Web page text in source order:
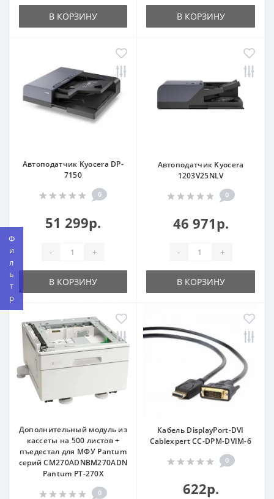
Фильтр
В КОРЗИНУ В КОРЗИНУ
Автоподатчик Kyocera DP-
7150
0
51 299р.
- +
В КОРЗИНУ
Автоподатчик Kyocera
1203V25NLV
0
46 971р.
- +
В КОРЗИНУ
Дополнительный модуль из
кассеты на 500 листов +
пъедестал для МФУ Pantum
серий CM270ADNBM270ADN
Pantum PT-270X
0
Кабель DisplayPort-DVI
Cablexpert CC-DPM-DVIM-6
0
622р.